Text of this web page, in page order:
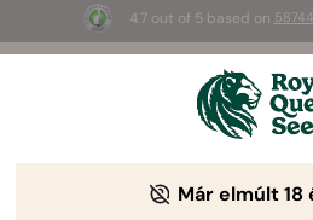
4.7 out of 5 based on
Triple G Auto
Már elmúlt 18